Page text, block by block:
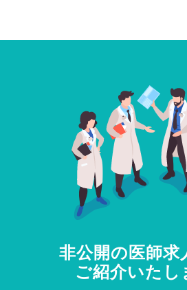
非公開の医師求
ご紹介いたし